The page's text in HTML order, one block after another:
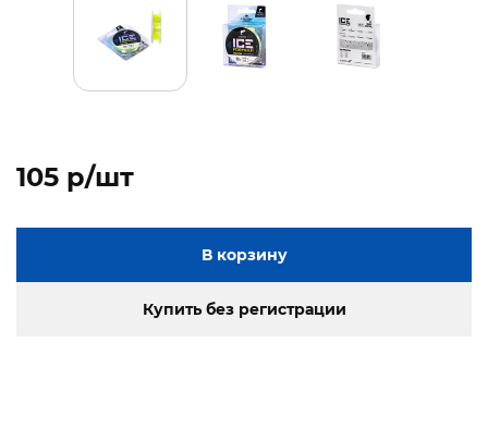
105 p/шт
В корзину
Купить без регистрации